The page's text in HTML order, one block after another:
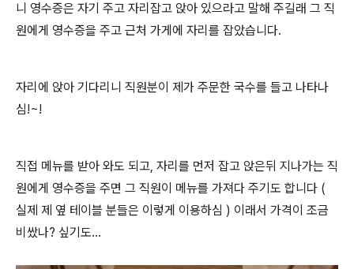
니 영수증은 자기 주고 자리잡고 앉아 있으라고 말해 주길래 그 직
원에게 영수증을 주고 근처 가게에 자리를 잡았습니다.
자리에 앉아 기다리니 직원분이 제가 주문한 국수를 들고 나타나
심!~!
직접 메뉴를 받아 와도 되고, 자리를 먼저 잡고 앉은뒤 지나가는 직
원에게 영수증을 주면 그 직원이 메뉴를 가져다 주기도 합니다 (
실제 제 옆 테이블 분들은 이렇게 이용하심 ) 이래서 가격이 조금
비쌌나? 싶기도...